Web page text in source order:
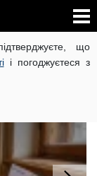
що
і погоджуєтеся з
В УКРАЇНІ